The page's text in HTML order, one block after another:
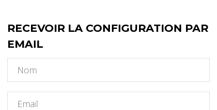
RECEVOIR LA CONFIGURATION PAR
EMAIL